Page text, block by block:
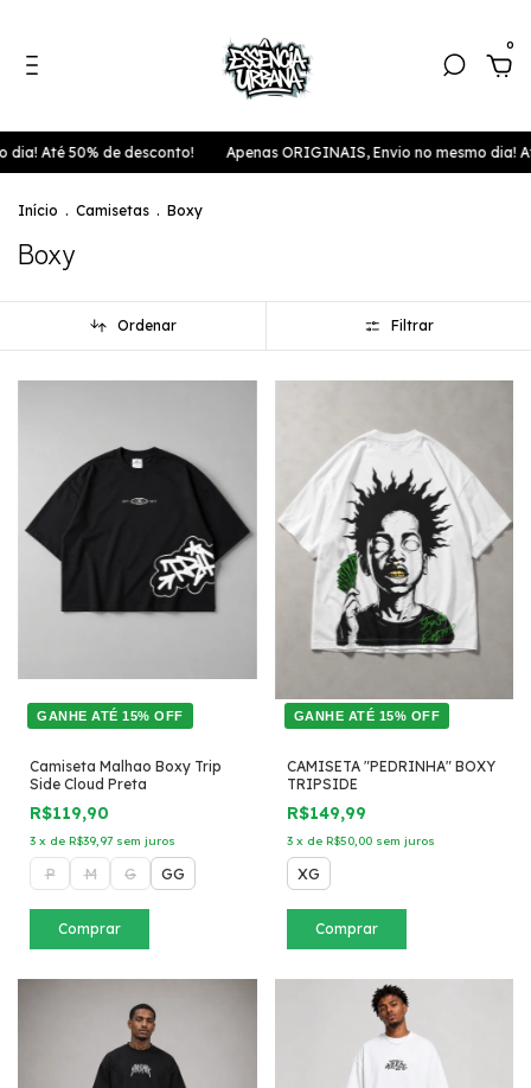
0
Até 50% de desconto! Apenas ORIGINAIS, Envio no mesmo dia!
Início . Camisetas . Boxy
Boxy
Ordenar Filtrar
GANHE ATÉ 15% OFF
Camiseta Malhao Boxy Trip
Side Cloud Preta
R$119,90
3 x de R$39,97 sem juros
P M G GG
Comprar
GANHE ATÉ 15% OFF
CAMISETA "PEDRINHA" BOXY
TRIPSIDE
R$149,99
3 x de R$50,00 sem juros
XG
Comprar